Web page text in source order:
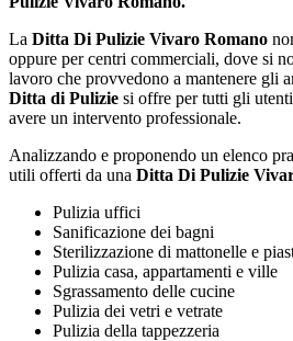
La Ditta Di Pulizie Vivaro Romano
oppure per centri commerciali, dove si
lavoro che provvedono a mantenere gli
Ditta di Pulizie si offre per tutti gli
avere un intervento professionale.
Analizzando e proponendo un elenco
utili offerti da una Ditta Di Pulizie
Pulizia uffici
Sanificazione dei bagni
Sterilizzazione di mattonelle e
Pulizia casa, appartamenti e ville
Sgrassamento delle cucine
Pulizia dei vetri e vetrate
Pulizia della tappezzeria